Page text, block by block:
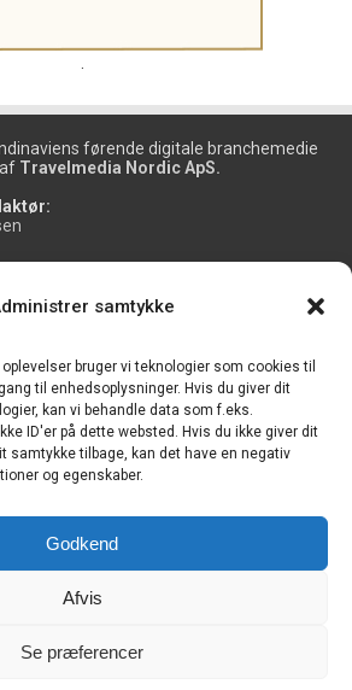
samtykke
bruger vi teknologier som cookies til
til enhedsoplysninger. Hvis du giver dit
kan vi behandle data som f.eks.
ID'er på dette websted. Hvis du ikke giver dit
samtykke tilbage, kan det have en negativ
og egenskaber.
Godkend
Afvis
Se præferencer
førende digitale branchemedie
Travelmedia Nordic ApS.
og er tilmeldt
Media Consult.